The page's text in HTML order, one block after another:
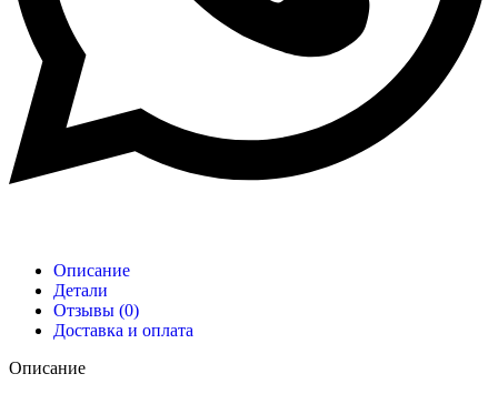
Описание
Детали
Отзывы (0)
Доставка и оплата
Описание